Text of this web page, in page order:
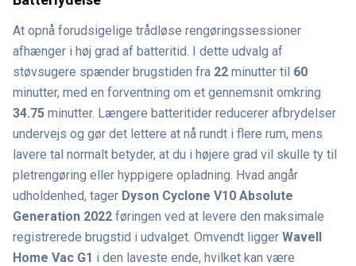
At opnå forudsigelige trådløse rengøringssessioner
afhænger i høj grad af batteritid. I dette udvalg af
støvsugere spænder brugstiden fra 22 minutter til 60
minutter, med en forventning om et gennemsnit omkring
34.75 minutter. Længere batteritider reducerer afbrydelser
undervejs og gør det lettere at nå rundt i flere rum, mens
lavere tal normalt betyder, at du i højere grad vil skulle ty til
pletrengøring eller hyppigere opladning. Hvad angår
udholdenhed, tager Dyson Cyclone V10 Absolute
Generation 2022 føringen ved at levere den maksimale
registrerede brugstid i udvalget. Omvendt ligger Wavell
Home Vac G1 i den laveste ende, hvilket kan være